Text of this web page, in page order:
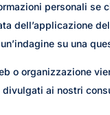
personali se
dell’applicazione
su una
o organizzazione
ai nostri